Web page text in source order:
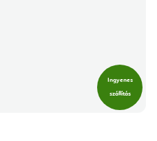
Ingyenes
szállítás